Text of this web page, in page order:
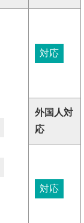
対応
外国人対
応
対応